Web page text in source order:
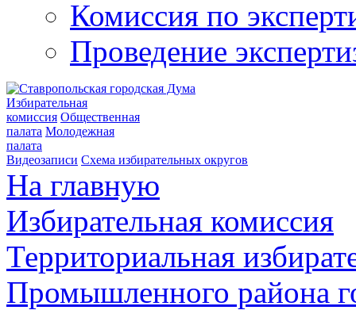
Комиссия по
Проведение
Избирательная
комиссия Общественная
палата Молодежная
палата
Видеозаписи Схема избирательных округов
На главную
Избирательная комиссия
Территориальная
Промышленного района